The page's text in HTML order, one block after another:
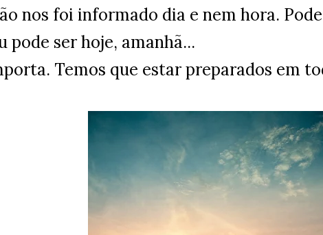
nos foi informado dia e nem hora.
pode ser hoje, amanhã...
Temos que estar preparados em